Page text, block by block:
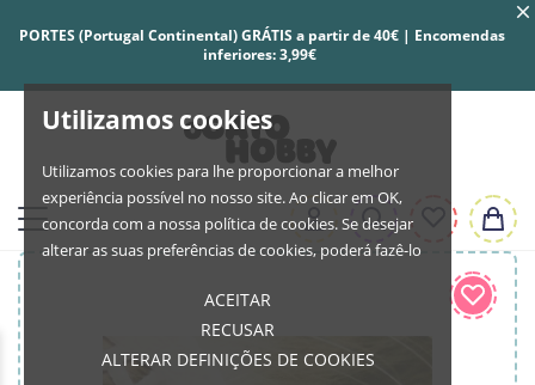
Utilizamos cookies
Utilizamos cookies para lhe proporcionar a melhor
experiência possível no nosso site. Ao clicar em OK,
concorda com a nossa política de cookies. Se desejar
alterar as suas preferências de cookies, poderá fazê-lo
ACEITAR
RECUSAR
ALTERAR DEFINIÇÕES DE COOKIES
PORTES (Portugal Continental) GRÁTIS a partir de 40€ | Encomendas
inferiores: 3,99€